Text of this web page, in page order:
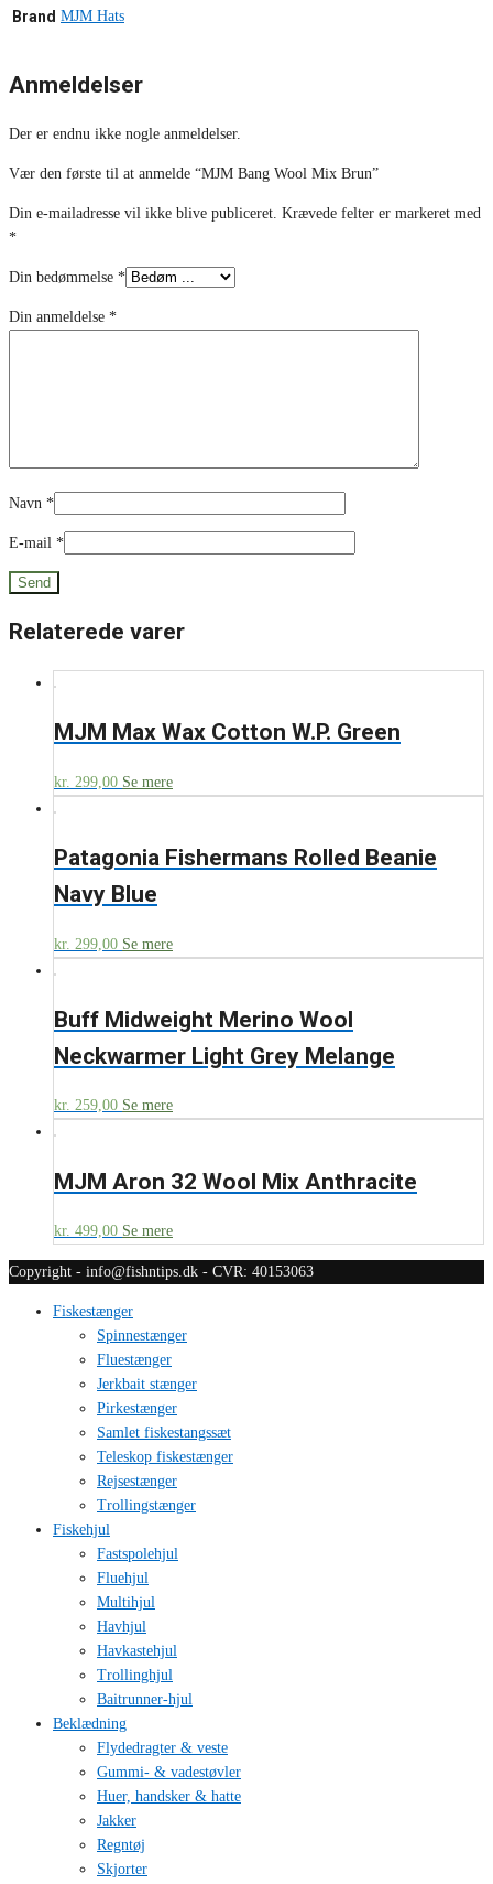
Brand MJM Hats
Anmeldelser
Der er endnu ikke nogle anmeldelser.
Vær den første til at anmelde “MJM Bang Wool Mix Brun”
Din e-mailadresse vil ikke blive publiceret. Krævede felter er markeret med
*
Din bedømmelse *
Din anmeldelse *
Navn *
E-mail *
Relaterede varer
MJM Max Wax Cotton W.P. Green
kr. 299,00 Se mere
Patagonia Fishermans Rolled Beanie
Navy Blue
kr. 299,00 Se mere
Buff Midweight Merino Wool
Neckwarmer Light Grey Melange
kr. 259,00 Se mere
MJM Aron 32 Wool Mix Anthracite
kr. 499,00 Se mere
Copyright - info@fishntips.dk - CVR: 40153063
Fiskestænger
Spinnestænger
Fluestænger
Jerkbait stænger
Pirkestænger
Samlet fiskestangssæt
Teleskop fiskestænger
Rejsestænger
Trollingstænger
Fiskehjul
Fastspolehjul
Fluehjul
Multihjul
Havhjul
Havkastehjul
Trollinghjul
Baitrunner-hjul
Beklædning
Flydedragter & veste
Gummi- & vadestøvler
Huer, handsker & hatte
Jakker
Regntøj
Skjorter